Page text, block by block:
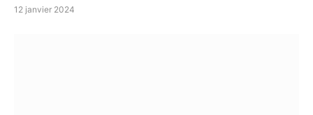
12 janvier 2024